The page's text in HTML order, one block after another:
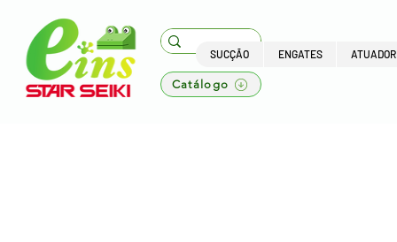
Catálogo
SUCÇÃO ENGATES